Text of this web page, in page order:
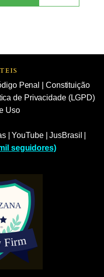
Penal
Constituição
de Privacidade (LGPD)
Uso
|YouTube|JusBrasil
seguidores)